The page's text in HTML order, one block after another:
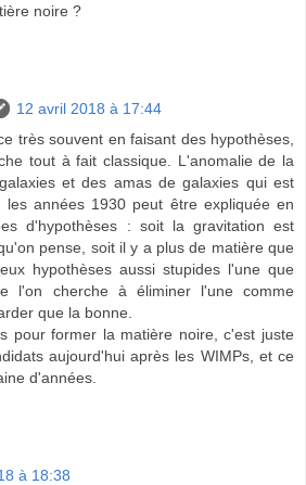
noire ?
12 avril 2018 à 17:44
très souvent en faisant des hypothèses,
tout à fait classique. L'anomalie de la
et des amas de galaxies qui est
les années 1930 peut être expliquée en
d'hypothèses : soit la gravitation est
pense, soit il y a plus de matière que
hypothèses aussi stupides l'une que
l'on cherche à éliminer l'une comme
que la bonne.
pour former la matière noire, c'est juste
aujourd'hui après les WIMPs, et ce
d'années.
à 18:38